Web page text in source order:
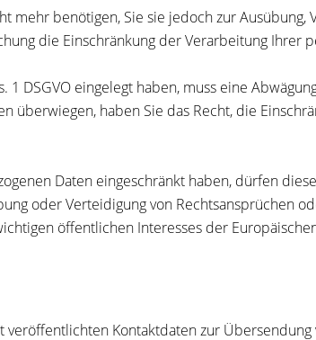
mehr benötigen, Sie sie jedoch zur
die Einschränkung der Verarbeitung Ihrer
1 DSGVO eingelegt haben, muss eine
überwiegen, haben Sie das Recht, die
Daten eingeschränkt haben, dürfen
oder Verteidigung von Rechtsansprüchen
öffentlichen Interesses der
Kontaktdaten zur